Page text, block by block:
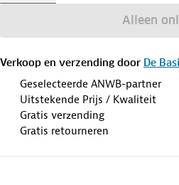
Alleen
Verkoop en verzending door De
Geselecteerde ANWB-partner
Uitstekende Prijs / Kwaliteit
Gratis verzending
Gratis retourneren